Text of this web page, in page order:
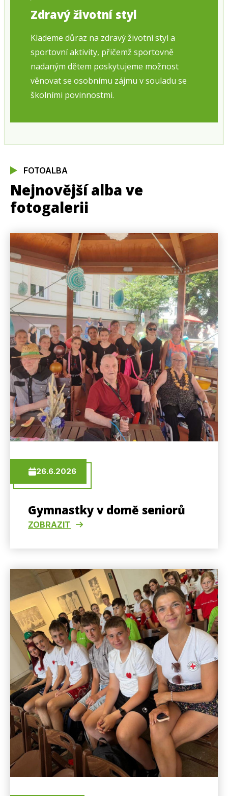
Zdravý životní styl
Klademe důraz na zdravý životní styl a
sportovní aktivity, přičemž sportovně
nadaným dětem poskytujeme možnost
věnovat se osobnímu zájmu v souladu se
školními povinnostmi.
FOTOALBA
Nejnovější alba ve
fotogalerii
26.6.2026
Gymnastky v domě seniorů
ZOBRAZIT